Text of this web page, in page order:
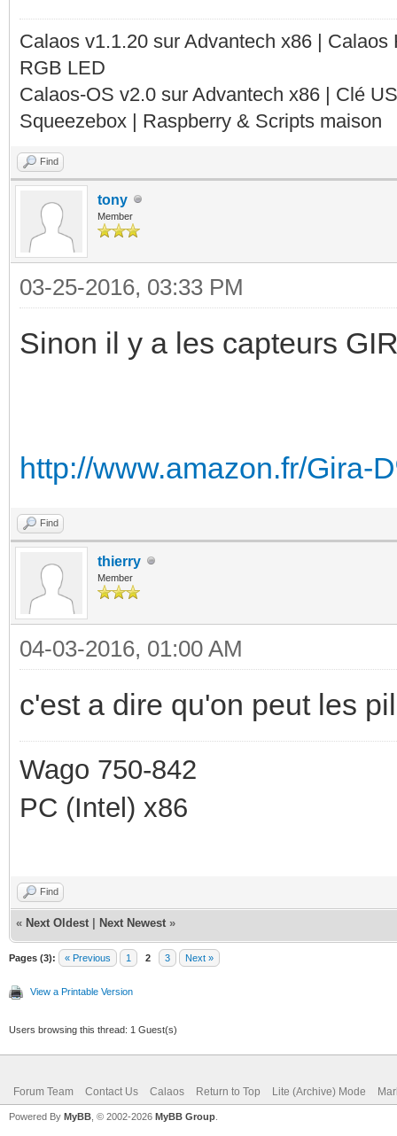
Calaos v1.1.20 sur Advantech x86 |
RGB LED
Calaos-OS v2.0 sur Advantech x86 | Clé
Squeezebox | Raspberry & Scripts maison
Find
tony
Member
03-25-2016, 03:33 PM
Sinon il y a les capteurs
http://www.amazon.fr/Gira-
Find
thierry
Member
04-03-2016, 01:00 AM
c'est a dire qu'on peut les
Wago 750-842
PC (Intel) x86
Find
« Next Oldest Next Newest »
Pages (3): « Previous 1 2 3 Next »
View a Printable Version
Users browsing this thread: 1 Guest(s)
Forum Team Contact Us Calaos Return to Top Lite (Archive) Mode
Powered By MyBB , © 2002-2026 MyBB Group